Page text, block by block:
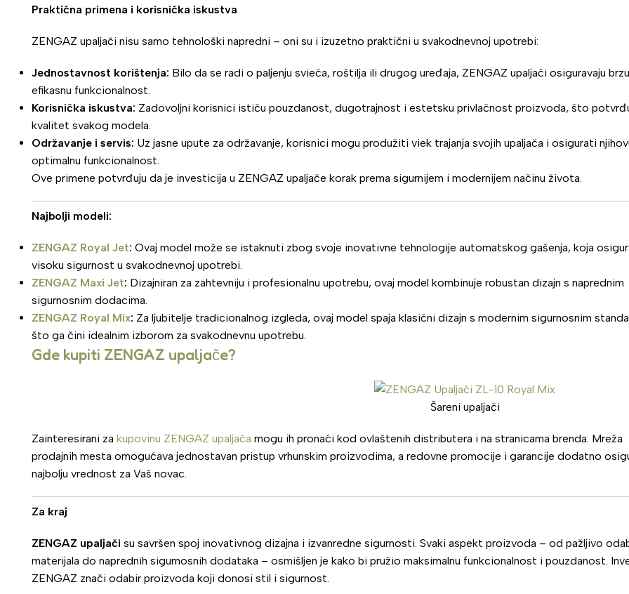
Praktična primena i korisnička iskustva
ZENGAZ upaljači nisu samo tehnološki napredni – oni su i izuzetno praktični u svakodnevnoj upotrebi:
Jednostavnost korištenja: Bilo da se radi o paljenju svieća, roštilja ili drugog uređaja, ZENGAZ upaljači osiguravaju
efikasnu funkcionalnost.
Korisnička iskustva: Zadovoljni korisnici ističu pouzdanost, dugotrajnost i estetsku privlačnost proizvoda, što
kvalitet svakog modela.
Održavanje i servis: Uz jasne upute za održavanje, korisnici mogu produžiti viek trajanja svojih upaljača i osigurati
optimalnu funkcionalnost.
Ove primene potvrđuju da je investicija u ZENGAZ upaljače korak prema sigurnijem i modernijem načinu života.
Najbolji modeli:
ZENGAZ Royal Jet: Ovaj model može se istaknuti zbog svoje inovativne tehnologije automatskog gašenja, koja
visoku sigurnost u svakodnevnoj upotrebi.
ZENGAZ Maxi Jet: Dizajniran za zahtevniju i profesionalnu upotrebu, ovaj model kombinuje robustan dizajn s naprednim
sigurnosnim dodacima.
ZENGAZ Royal Mix: Za ljubitelje tradicionalnog izgleda, ovaj model spaja klasični dizajn s modernim sigurnosnim
što ga čini idealnim izborom za svakodnevnu upotrebu.
Gde kupiti ZENGAZ upaljače?
Šareni upaljači
Zainteresirani za kupovinu ZENGAZ upaljača mogu ih pronaći kod ovlaštenih distributera i na stranicama brenda. Mreža
prodajnih mesta omogućava jednostavan pristup vrhunskim proizvodima, a redovne promocije i garancije dodatno
najbolju vrednost za Vaš novac.
Za kraj
ZENGAZ upaljači su savršen spoj inovativnog dizajna i izvanredne sigurnosti. Svaki aspekt proizvoda – od pažljivo
materijala do naprednih sigurnosnih dodataka – osmišljen je kako bi pružio maksimalnu funkcionalnost i pouzdanost.
ZENGAZ znači odabir proizvoda koji donosi stil i sigurnost.